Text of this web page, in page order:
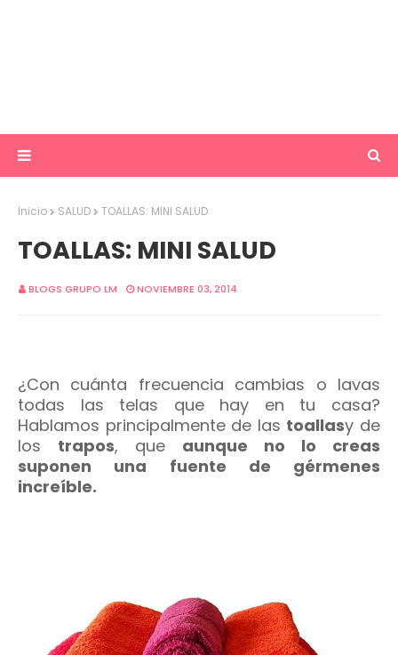
Inicio SALUD TOALLAS: MINI SALUD
TOALLAS: MINI SALUD
BLOGS GRUPO LM NOVIEMBRE 03, 2014
¿Con cuánta frecuencia cambias o lavas
todas las telas que hay en tu casa?
Hablamos principalmente de las toallasy de
los trapos, que aunque no lo creas
suponen una fuente de gérmenes
increíble.